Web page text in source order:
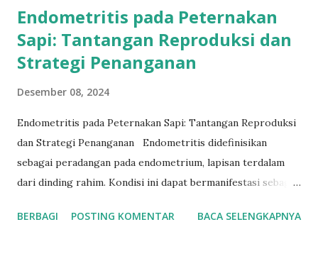
Endometritis pada Peternakan
Sapi: Tantangan Reproduksi dan
Strategi Penanganan
Desember 08, 2024
Endometritis pada Peternakan Sapi: Tantangan Reproduksi
dan Strategi Penanganan Endometritis didefinisikan
sebagai peradangan pada endometrium, lapisan terdalam
dari dinding rahim. Kondisi ini dapat bermanifestasi sebagai
dan endometritis subklinis, yang tidak terlalu terlihat
BERBAGI POSTING KOMENTAR BACA SELENGKAPNYA